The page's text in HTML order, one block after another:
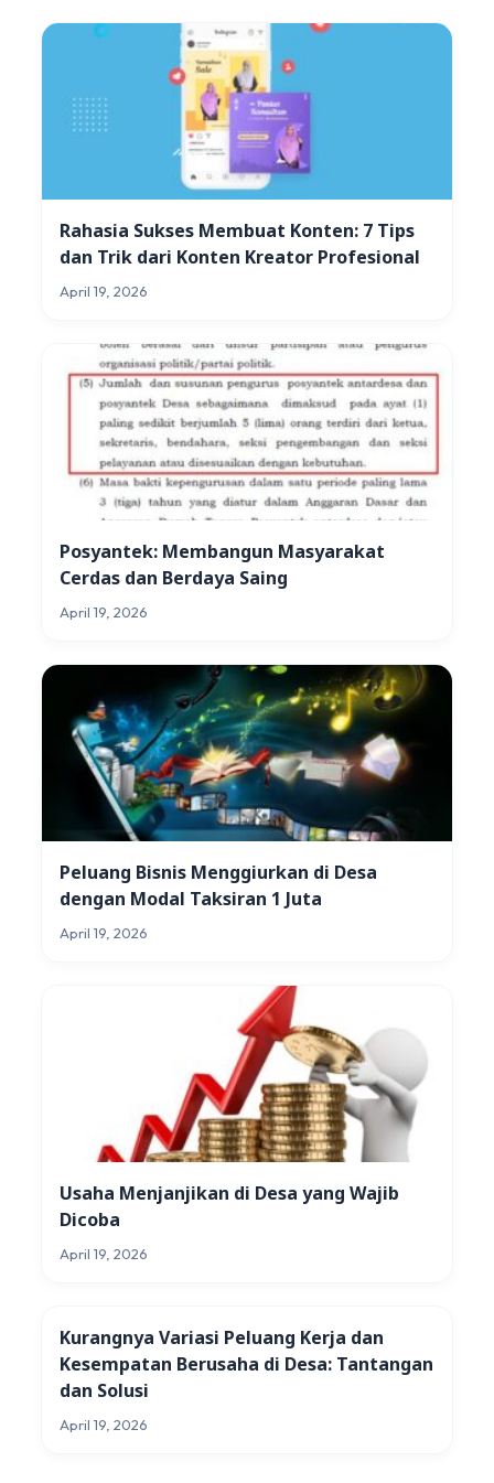
Rahasia Sukses Membuat Konten: 7 Tips
dan Trik dari Konten Kreator Profesional
April 19, 2026
Posyantek: Membangun Masyarakat
Cerdas dan Berdaya Saing
April 19, 2026
Peluang Bisnis Menggiurkan di Desa
dengan Modal Taksiran 1 Juta
April 19, 2026
Usaha Menjanjikan di Desa yang Wajib
Dicoba
April 19, 2026
Kurangnya Variasi Peluang Kerja dan
Kesempatan Berusaha di Desa: Tantangan
dan Solusi
April 19, 2026